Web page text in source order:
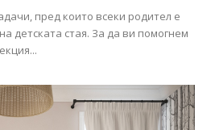
пред които всеки родител е
детската стая. За да ви помогнем